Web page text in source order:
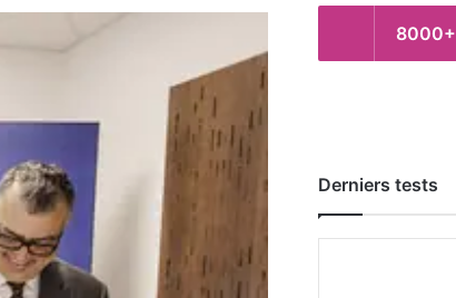
8000+
Derniers tests